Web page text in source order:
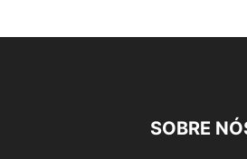
SOBRE